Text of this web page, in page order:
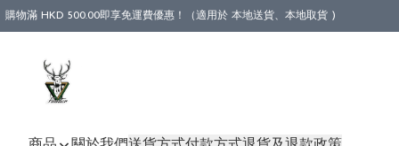
購物滿 HKD 500.00即享免運費優惠！（適用於 本地送貨、本地取貨 )